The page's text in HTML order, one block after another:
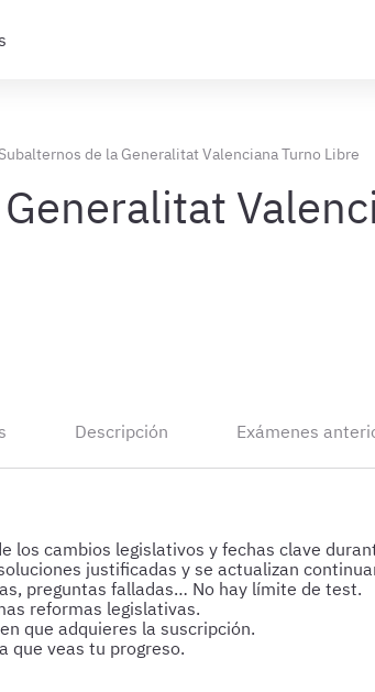
Subalternos de la Generalitat Valenciana Turno Libre
Descripción Exámenes
los cambios legislativos y fechas clave
justificadas y se actualizan
preguntas falladas… No hay límite de test.
reformas legislativas.
que adquieres la suscripción.
que veas tu progreso.